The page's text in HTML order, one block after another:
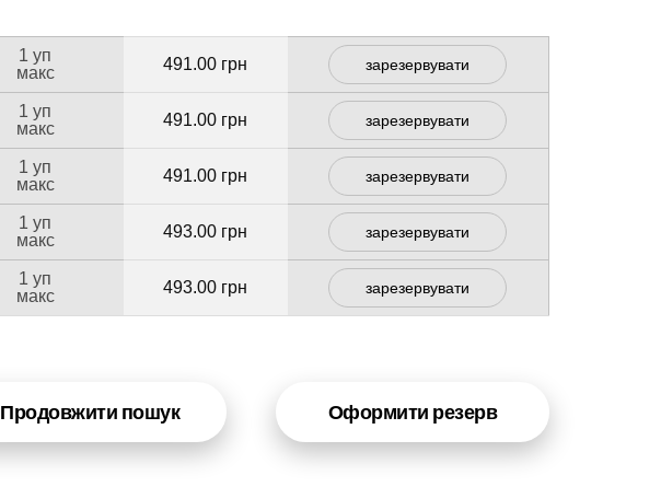
1 уп
макс
491.00 грн зарезервувати
1 уп
макс
491.00 грн зарезервувати
1 уп
макс
491.00 грн зарезервувати
1 уп
макс
493.00 грн зарезервувати
1 уп
макс
493.00 грн зарезервувати
Продовжити пошук Оформити резерв